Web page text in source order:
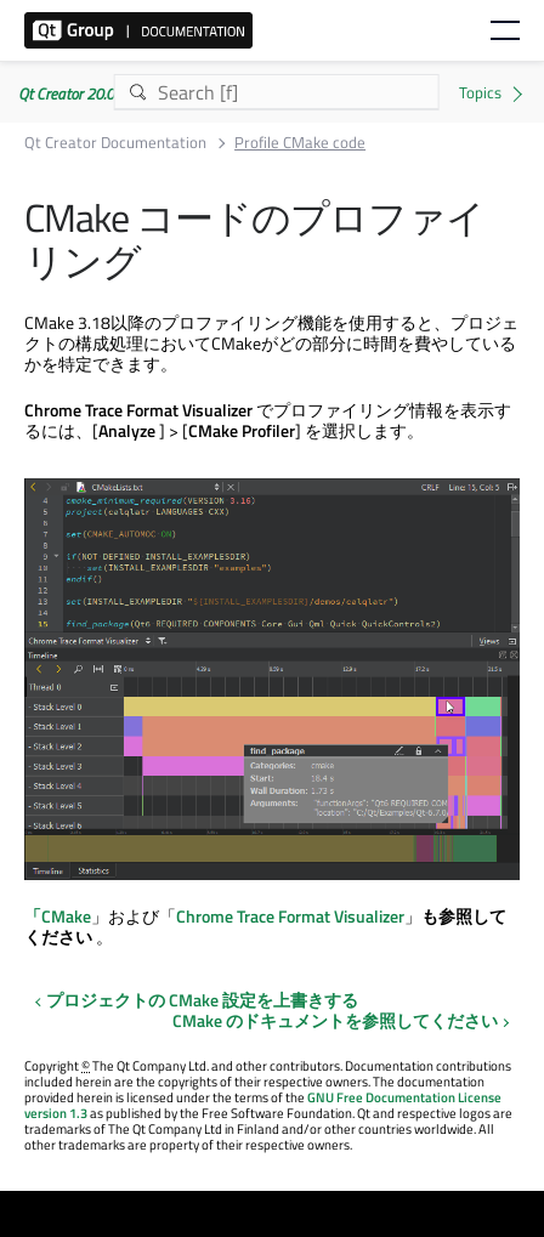
Qt Creator 20.0.1
Qt Creator Documentation
Profile CMake code
CMake コードのプロファイ
リング
CMake 3.18以降のプロファイリング機能を使用すると、プロジェ
クトの構成処理においてCMakeがどの部分に時間を費やしている
かを特定できます。
Chrome Trace Format Visualizerでプロファイリング情報を表示す
るには、[Analyze] > [CMake Profiler] を選択します。
「CMake」および「Chrome Trace Format Visualizer」 も参照して
ください。
プロジェクトの CMake 設定を上書きする
CMake のドキュメントを参照してください
Copyright©The Qt Company Ltd. and other contributors. Documentation contributions
included herein are the copyrights of their respective owners. The documentation
provided herein is licensed under the terms of theGNU Free Documentation License
version 1.3as published by the Free Software Foundation. Qt and respective logos are
trademarks of The Qt Company Ltd in Finland and/or other countries worldwide. All
other trademarks are property of their respective owners.